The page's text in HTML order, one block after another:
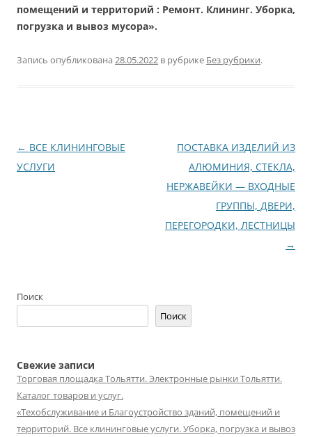
помещений и территорий : Ремонт. Клининг. Уборка,
погрузка и вывоз мусора».
Запись опубликована 28.05.2022 в рубрике Без рубрики.
Навигация
по
← ВСЕ КЛИНИНГОВЫЕ
УСЛУГИ
ПОСТАВКА ИЗДЕЛИЙ ИЗ
АЛЮМИНИЯ, СТЕКЛА,
НЕРЖАВЕЙКИ — ВХОДНЫЕ
ГРУППЫ, ДВЕРИ,
ПЕРЕГОРОДКИ, ЛЕСТНИЦЫ
→
Поиск
Поиск
Свежие записи
Торговая площадка Тольятти. Электронные рынки Тольятти.
Каталог товаров и услуг.
«Техобслуживание и Благоустройство зданий, помещений и
территорий. Все клининговые услуги. Уборка, погрузка и вывоз